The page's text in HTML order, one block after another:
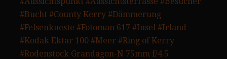
#Bucht #County Kerry #Dämmerung
#Felsenkueste #Fotoman 617 #Insel #Irland
#Kodak Ektar 100 #Meer #Ring of Kerry
#Rodenstock Grandagon-N 75mm f/4.5